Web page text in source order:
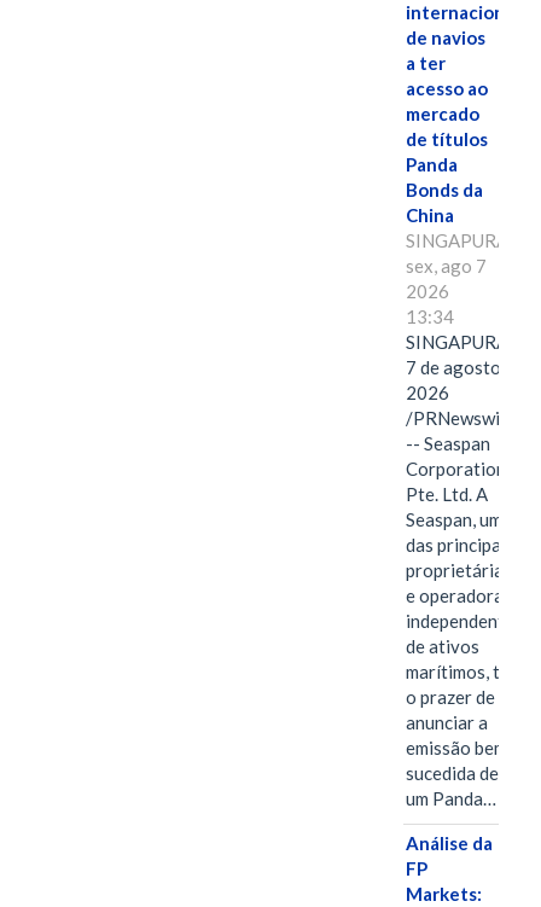
internacional
de navios
a ter
acesso ao
mercado
de títulos
Panda
Bonds da
China
SINGAPURA,
sex, ago 7
2026
13:34
SINGAPURA,
7 de agosto de
2026
/PRNewswire/
-- Seaspan
Corporation
Pte. Ltd. A
Seaspan, uma
das principais
proprietárias
e operadoras
independentes
de ativos
marítimos, tem
o prazer de
anunciar a
emissão bem-
sucedida de
um Panda…
Análise da
FP
Markets: